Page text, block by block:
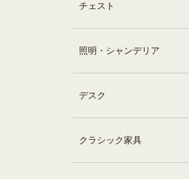
チェスト
照明・シャンデリア
デスク
クラシック家具